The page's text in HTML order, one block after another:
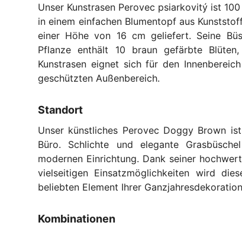
Unser Kunstrasen Perovec psiarkovitý ist
in einem einfachen Blumentopf aus
einer Höhe von 16 cm geliefert. Seine
Pflanze enthält 10 braun gefärbte
Kunstrasen eignet sich für den
geschützten Außenbereich.
Standort
Unser künstliches Perovec Doggy Brown
Büro. Schlichte und elegante
modernen Einrichtung. Dank seiner
vielseitigen Einsatzmöglichkeiten wird
beliebten Element Ihrer
Kombinationen